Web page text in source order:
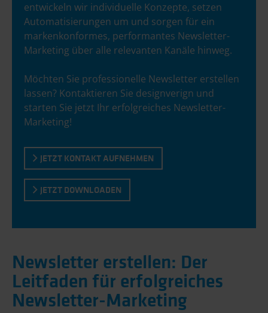
entwickeln wir individuelle Konzepte, setzen
Automatisierungen um und sorgen für ein
markenkonformes, performantes Newsletter-
Marketing über alle relevanten Kanäle hinweg.
Möchten Sie professionelle Newsletter erstellen
lassen? Kontaktieren Sie designverign und
starten Sie jetzt Ihr erfolgreiches Newsletter-
Marketing!
JETZT KONTAKT AUFNEHMEN
JETZT DOWNLOADEN
Newsletter erstellen: Der
Leitfaden für erfolgreiches
Newsletter-Marketing